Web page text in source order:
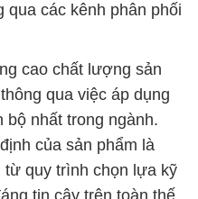
qua các kênh phân phối
cao chất lượng sản
qua việc áp dụng
bộ nhất trong ngành.
của sản phẩm là
từ quy trình chọn lựa kỹ